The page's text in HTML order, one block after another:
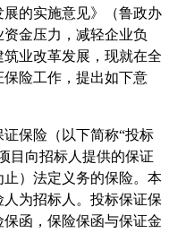
展的实施意见》（鲁政办
金压力，减轻企业负
业改革发展，现就在全
险工作，提出如下意
保险（以下简称“投标
目向招标人提供的保证
）法定义务的保险。本
为招标人。投标保证保
函，保险保函与保证金